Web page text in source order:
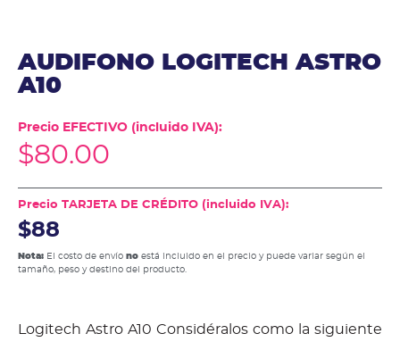
AUDIFONO LOGITECH ASTRO
A10
Precio EFECTIVO (incluido IVA):
$80.00
Precio TARJETA DE CRÉDITO (incluido IVA):
$88
Nota: El costo de envío no está incluido en el precio y puede variar según el
tamaño, peso y destino del producto.
Logitech Astro A10 Considéralos como la siguiente